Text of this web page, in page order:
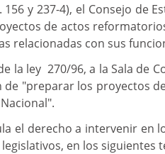
y 237-4), el Consejo de
de actos
relacionadas con sus
la ley 270/96, a la Sala de
de "preparar los proyectos
el derecho a intervenir en
en los siguientes